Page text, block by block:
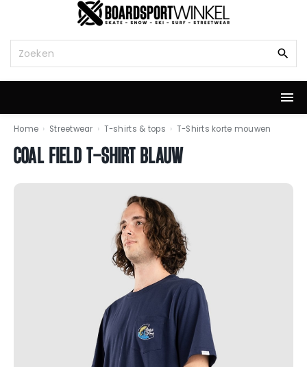
r
e
k
a
Home › Streetwear › T-shirts & tops › T-Shirts korte mouwen
COAL FIELD T-SHIRT BLAUW